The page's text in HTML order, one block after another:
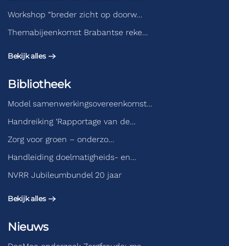
Workshop “breder zicht op doorw…
Themabijeenkomst Brabantse reke…
Bekijk alles
Bibliotheek
Model samenwerkingsovereenkomst…
Handreiking ‘Rapportage van de…
Zorg voor groen – onderzo…
Handleiding doelmatigheids- en…
NVRR Jubileumbundel 20 jaar
Bekijk alles
Nieuws